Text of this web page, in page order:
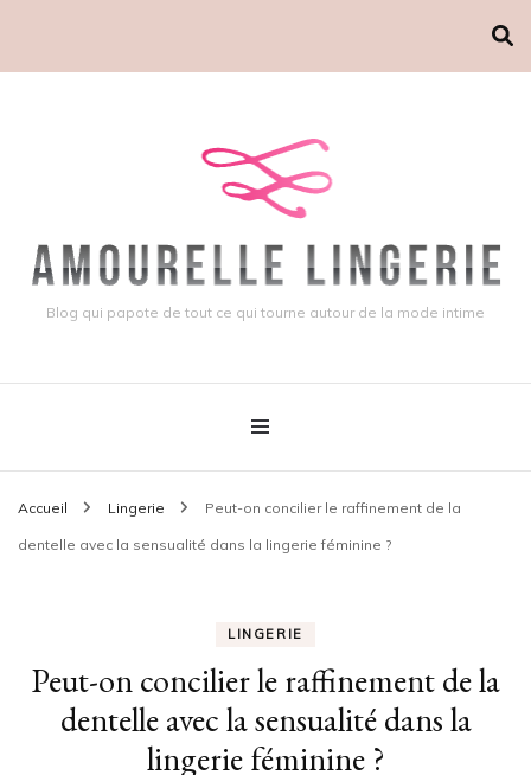
Blog qui papote de tout ce qui tourne autour de la mode intime
Accueil Lingerie Peut-on concilier le raffinement de la
dentelle avec la sensualité dans la lingerie féminine ?
LINGERIE
Peut-on concilier le raffinement de la
dentelle avec la sensualité dans la
lingerie féminine ?